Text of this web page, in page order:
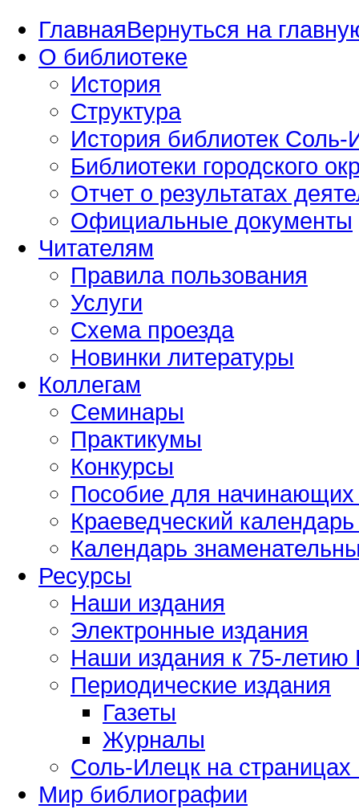
ГлавнаяВернуться на
О библиотеке
История
Структура
История библиотек Соль-
Библиотеки городского
Отчет о результатах
Официальные документы
Читателям
Правила пользования
Услуги
Схема проезда
Новинки литературы
Коллегам
Семинары
Практикумы
Конкурсы
Пособие для начинающих
Краеведческий
Календарь
Ресурсы
Наши издания
Электронные издания
Наши издания к 75-
Периодические издания
Газеты
Журналы
Соль-Илецк на
Мир библиографии